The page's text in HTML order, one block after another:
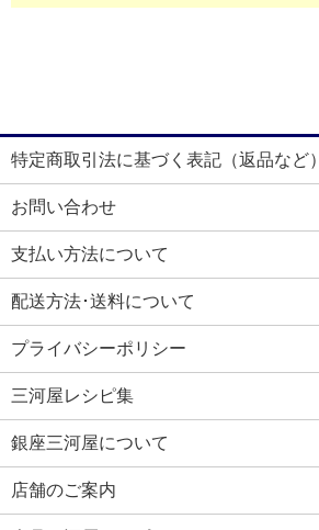
特定商取引法に基づく表記（返品など）
お問い合わせ
支払い方法について
配送方法･送料について
プライバシーポリシー
三河屋レシピ集
銀座三河屋について
店舗のご案内